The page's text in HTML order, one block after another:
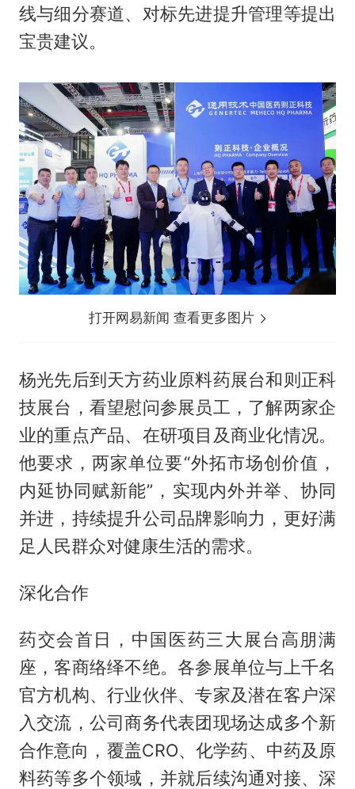
线与细分赛道、对标先进提升管理等提出
宝贵建议。
打开网易新闻 查看更多图片
杨光先后到天方药业原料药展台和则正科
技展台，看望慰问参展员工，了解两家企
业的重点产品、在研项目及商业化情况。
他要求，两家单位要“外拓市场创价值，
内延协同赋新能”，实现内外并举、协同
并进，持续提升公司品牌影响力，更好满
足人民群众对健康生活的需求。
深化合作
药交会首日，中国医药三大展台高朋满
座，客商络绎不绝。各参展单位与上千名
官方机构、行业伙伴、专家及潜在客户深
入交流，公司商务代表团现场达成多个新
合作意向，覆盖CRO、化学药、中药及原
料药等多个领域，并就后续沟通对接、深